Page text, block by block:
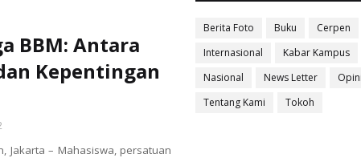
BBM: Antara
Kepentingan
Jakarta – Mahasiswa, persatuan
Berita Foto Buku Cerpen
Internasional
Kabar Kampus
Nasional
News Letter Opini
Tentang Kami
Tokoh